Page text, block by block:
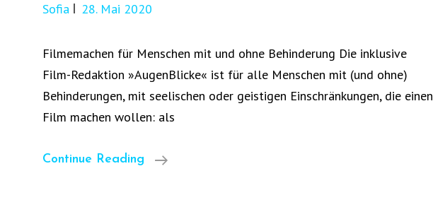
Sofia 28. Mai 2020
Filmemachen für Menschen mit und ohne Behinderung Die inklusive
Film-Redaktion »AugenBlicke« ist für alle Menschen mit (und ohne)
Behinderungen, mit seelischen oder geistigen Einschränkungen, die einen
Film machen wollen: als
Continue Reading
AugenBlicke